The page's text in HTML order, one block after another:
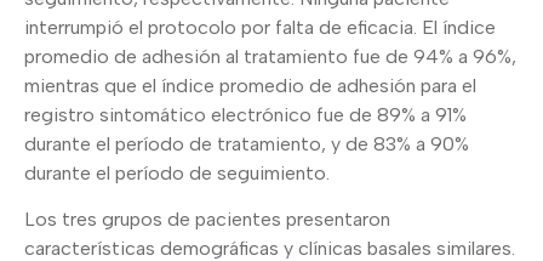
interrumpió el protocolo por falta de eficacia. El índice
promedio de adhesión al tratamiento fue de 94% a 96%,
mientras que el índice promedio de adhesión para el
registro sintomático electrónico fue de 89% a 91%
durante el período de tratamiento, y de 83% a 90%
durante el período de seguimiento.
Los tres grupos de pacientes presentaron
características demográficas y clínicas basales similares.